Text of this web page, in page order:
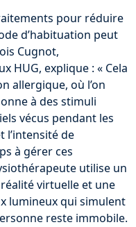
pour réduire
d’habituation peut
Cugnot,
HUG, explique : « Cela
allergique, où l’on
à des stimuli
vécus pendant les
l’intensité de
à gérer ces
utilise un
virtuelle et une
lumineux qui simulent
reste immobile.